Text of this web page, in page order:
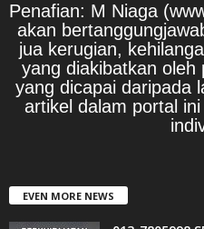
Penafian: M Niaga
akan
jua kerugian,
yang diakibatkan oleh
yang dicapai daripada
artikel dalam portal
EVEN MORE NEWS